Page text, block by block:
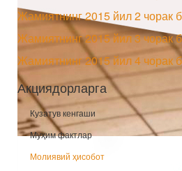
Жамиятнинг 2015 йил 2 чорак
Жамиятнинг 2015 йил 3 чорак
Жамиятнинг 2015 йил 4 чорак
Акциядорларга
Кузатув кенгаши
Муҳим фактлар
Молиявий ҳисобот